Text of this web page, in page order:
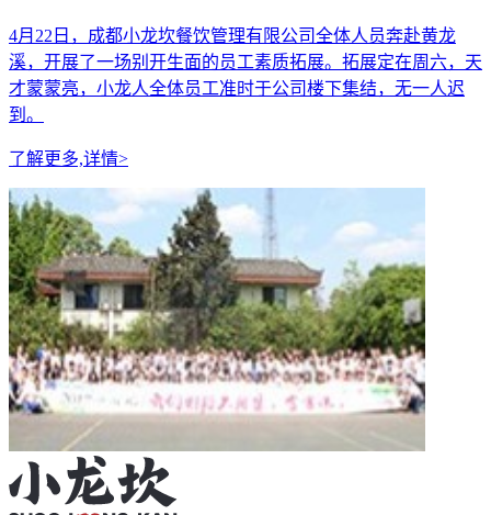
4月22日，成都小龙坎餐饮管理有限公司全体人员奔赴黄龙
溪，开展了一场别开生面的员工素质拓展。拓展定在周六，天
才蒙蒙亮，小龙人全体员工准时于公司楼下集结，无一人迟
到。
了解更多,详情>